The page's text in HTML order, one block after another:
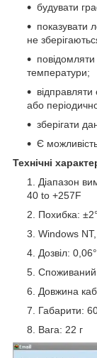
будувати
показувати
не
температури;
або
зберігати
Є
Технічні
Діапазон
40 to +257F
Похибка:
Windows
Дозвіл:
Довжина
Габарити:
Вага: 22 г